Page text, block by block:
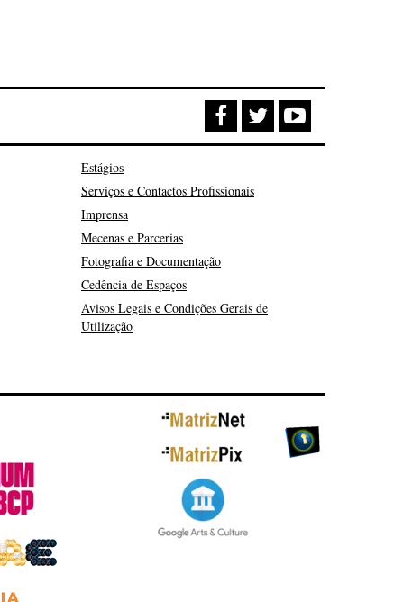
Estágios
Serviços e Contactos Profissionais
Imprensa
Mecenas e Parcerias
Fotografia e Documentação
Cedência de Espaços
Avisos Legais e Condições Gerais de
Utilização